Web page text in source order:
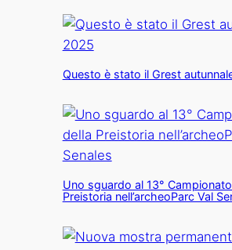
Questo è stato il Grest
Uno sguardo al 13°
Preistoria nell’archeoParc Val